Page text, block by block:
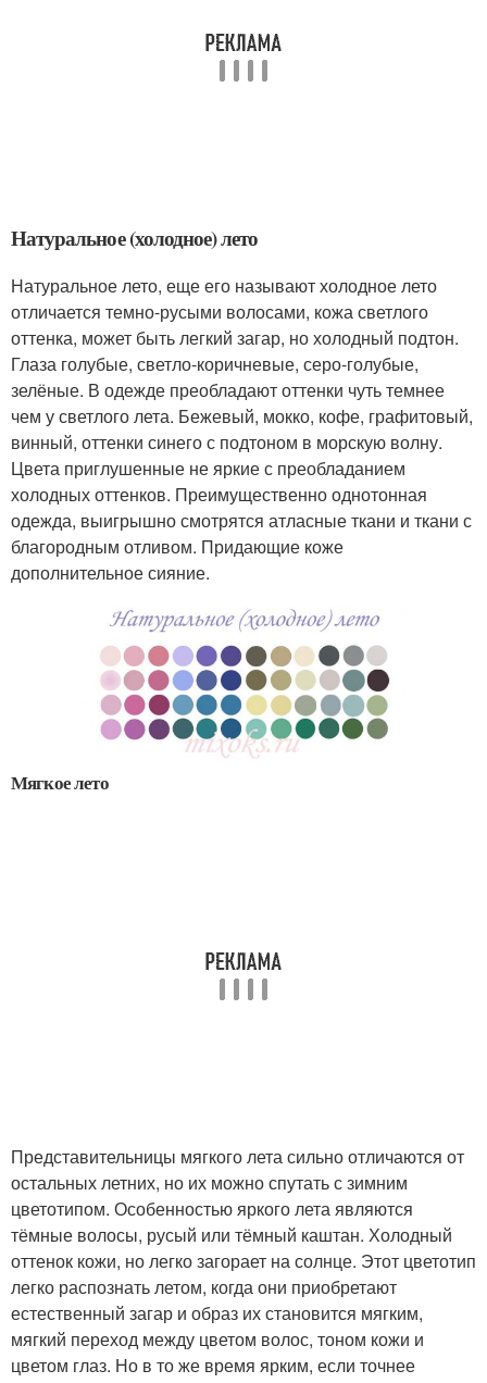
Натуральное (холодное) лето
Натуральное лето, еще его называют холодное лето
отличается темно-русыми волосами, кожа светлого
оттенка, может быть легкий загар, но холодный подтон.
Глаза голубые, светло-коричневые, серо-голубые,
зелёные. В одежде преобладают оттенки чуть темнее
чем у светлого лета. Бежевый, мокко, кофе, графитовый,
винный, оттенки синего с подтоном в морскую волну.
Цвета приглушенные не яркие с преобладанием
холодных оттенков. Преимущественно однотонная
одежда, выигрышно смотрятся атласные ткани и ткани с
благородным отливом. Придающие коже
дополнительное сияние.
Мягкое лето
Представительницы мягкого лета сильно отличаются от
остальных летних, но их можно спутать с зимним
цветотипом. Особенностью яркого лета являются
тёмные волосы, русый или тёмный каштан. Холодный
оттенок кожи, но легко загорает на солнце. Этот цветотип
легко распознать летом, когда они приобретают
естественный загар и образ их становится мягким,
мягкий переход между цветом волос, тоном кожи и
цветом глаз. Но в то же время ярким, если точнее